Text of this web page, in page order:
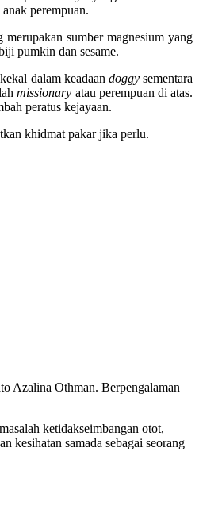
perempuan.
sumber magnesium yang
pumkin dan sesame.
dalam keadaan doggysementara
missionary atau perempuan di atas.
peratus kejayaan.
khidmat pakar jika perlu.
Azalina Othman. Berpengalaman
ketidakseimbangan otot,
kesihatan samada sebagai seorang